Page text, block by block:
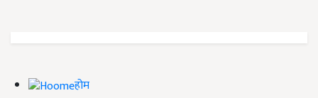
होम